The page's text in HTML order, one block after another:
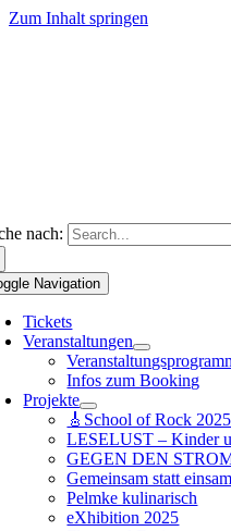
Zum Inhalt springen
nach:
Navigation
Tickets
Veranstaltungen
Infos zum Booking
Projekte
🎸School of Rock
LESELUST – Kinder
GEGEN DEN
Gemeinsam statt einsam
Pelmke kulinarisch
eXhibition 2025